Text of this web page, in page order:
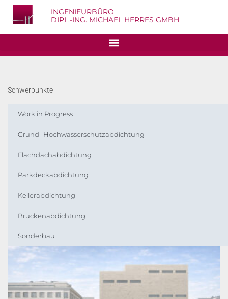
INGENIEURBÜRO
DIPL.-ING. MICHAEL HERRES GMBH
Schwerpunkte
Work in Progress
Grund- Hochwasserschutzabdichtung
Flachdachabdichtung
Parkdeckabdichtung
Kellerabdichtung
Brückenabdichtung
Sonderbau